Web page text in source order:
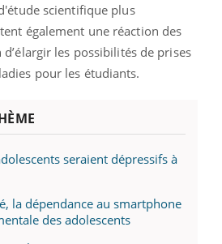
scientifique plus
également une réaction des
les possibilités de prises
pour les étudiants.
seraient dépressifs à
la dépendance au smartphone
des adolescents